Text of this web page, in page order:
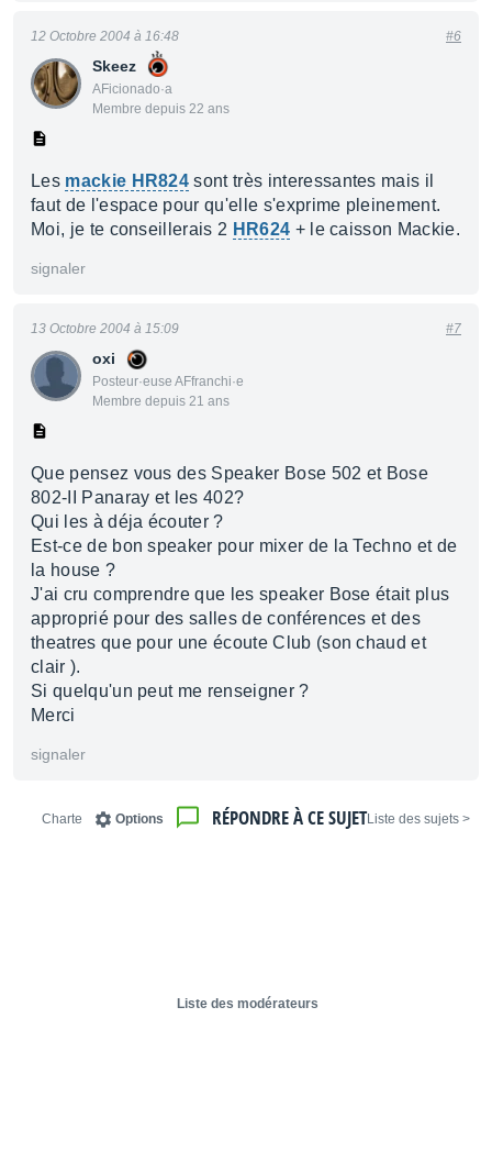
Skeez
AFicionado·a
Membre depuis 22 ans
12 Octobre 2004 à 16:48 #6
Les mackie HR824 sont très interessantes mais il
faut de l'espace pour qu'elle s'exprime pleinement.
Moi, je te conseillerais 2 HR624 + le caisson Mackie.
signaler
oxi
Posteur·euse AFfranchi·e
Membre depuis 21 ans
13 Octobre 2004 à 15:09 #7
Que pensez vous des Speaker Bose 502 et Bose
802-II Panaray et les 402?
Qui les à déja écouter ?
Est-ce de bon speaker pour mixer de la Techno et de
la house ?
J'ai cru comprendre que les speaker Bose était plus
approprié pour des salles de conférences et des
theatres que pour une écoute Club (son chaud et
clair ).
Si quelqu'un peut me renseigner ?
Merci
signaler
< Liste des sujets
RÉPONDRE À CE SUJET
Options
Charte
Liste des modérateurs